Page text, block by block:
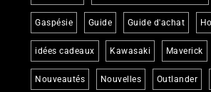
Gaspésie Guide Guide d'achat
idées cadeaux Kawasaki Maverick
Nouveautés Nouvelles Outlander